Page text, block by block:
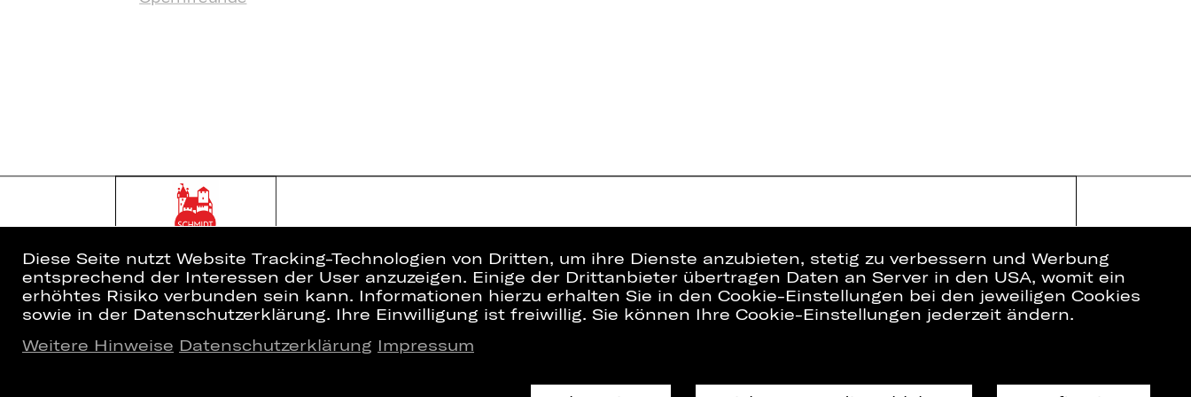
Home
Newsletter
Diese Seite nutzt Website Tracking-Technologien von Dritten, um ihre Dienste anzubieten, stetig zu verbessern und Werbung
entsprechend der Interessen der User anzuzeigen. Einige der Drittanbieter übertragen Daten an Server in den USA, womit ein
erhöhtes Risiko verbunden sein kann. Informationen hierzu erhalten Sie in den Cookie-Einstellungen bei den jeweiligen Cookies
sowie in der Datenschutzerklärung. Ihre Einwilligung ist freiwillig. Sie können Ihre Cookie-Einstellungen jederzeit ändern.
Weitere Hinweise Datenschutzerklärung Impressum